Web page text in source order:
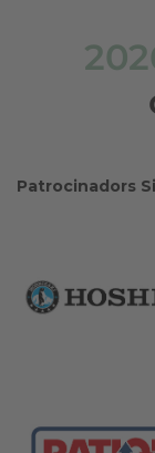
Patrocinadors